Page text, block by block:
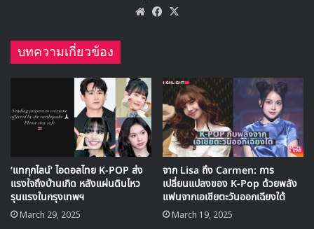
🎙GYUBIN ปลื้มเมืองไทยขนาดไหน? ถึงกลับมาถ่าย
MV เพลงใหม่ LIKE U 100 ที่กรุงเทพ
WebsiteFacebook
บทความเกี่ยวข้อง
‘แทกุกไลน์’ ไอดอลไทย K-POP ส่ง
แรงใจถึงบ้านเกิด หลังแผ่นดินไหว
รุนแรงในกรุงเทพฯ
March 29, 2025
จาก Lisa ถึง Carmen: การ
เปลี่ยนแปลงของ K-Pop ด้วยพลัง
แฟนจากเอเชียตะวันออกเฉียงใต้
March 19, 2025